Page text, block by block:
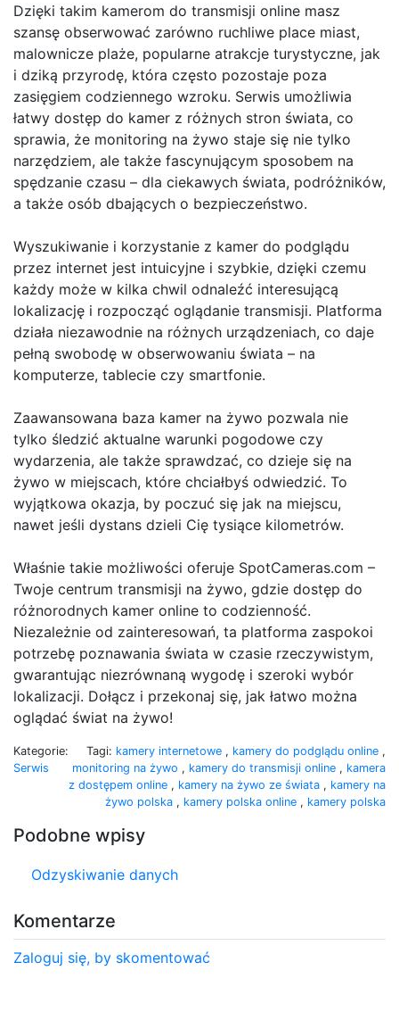
Dzięki takim kamerom do transmisji online masz
szansę obserwować zarówno ruchliwe place miast,
malownicze plaże, popularne atrakcje turystyczne, jak
i dziką przyrodę, która często pozostaje poza
zasięgiem codziennego wzroku. Serwis umożliwia
łatwy dostęp do kamer z różnych stron świata, co
sprawia, że monitoring na żywo staje się nie tylko
narzędziem, ale także fascynującym sposobem na
spędzanie czasu – dla ciekawych świata, podróżników,
a także osób dbających o bezpieczeństwo.
Wyszukiwanie i korzystanie z kamer do podglądu
przez internet jest intuicyjne i szybkie, dzięki czemu
każdy może w kilka chwil odnaleźć interesującą
lokalizację i rozpocząć oglądanie transmisji. Platforma
działa niezawodnie na różnych urządzeniach, co daje
pełną swobodę w obserwowaniu świata – na
komputerze, tablecie czy smartfonie.
Zaawansowana baza kamer na żywo pozwala nie
tylko śledzić aktualne warunki pogodowe czy
wydarzenia, ale także sprawdzać, co dzieje się na
żywo w miejscach, które chciałbyś odwiedzić. To
wyjątkowa okazja, by poczuć się jak na miejscu,
nawet jeśli dystans dzieli Cię tysiące kilometrów.
Właśnie takie możliwości oferuje SpotCameras.com –
Twoje centrum transmisji na żywo, gdzie dostęp do
różnorodnych kamer online to codzienność.
Niezależnie od zainteresowań, ta platforma zaspokoi
potrzebę poznawania świata w czasie rzeczywistym,
gwarantując niezrównaną wygodę i szeroki wybór
lokalizacji. Dołącz i przekonaj się, jak łatwo można
oglądać świat na żywo!
Kategorie:
Serwis
Tagi: kamery internetowe , kamery do podglądu online ,
monitoring na żywo , kamery do transmisji online , kamera
z dostępem online , kamery na żywo ze świata , kamery na
żywo polska , kamery polska online , kamery polska
Podobne wpisy
Odzyskiwanie danych
Komentarze
Zaloguj się, by skomentować